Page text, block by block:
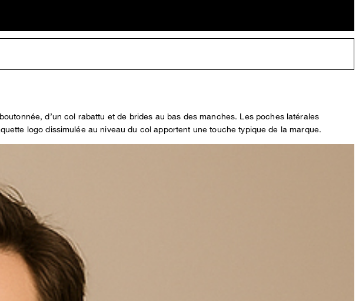
d’un col rabattu et de brides au bas des manches. Les poches latérales
logo dissimulée au niveau du col apportent une touche typique de la marque.